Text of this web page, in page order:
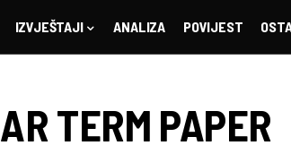
IZVJEŠTAJI ANALIZA POVIJEST
TERM PAPER